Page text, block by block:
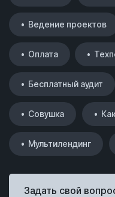
• Ведение проектов
• Оплата •
• Бесплатный аудит
• Совушка •
• Мультилендинг
Задать свой